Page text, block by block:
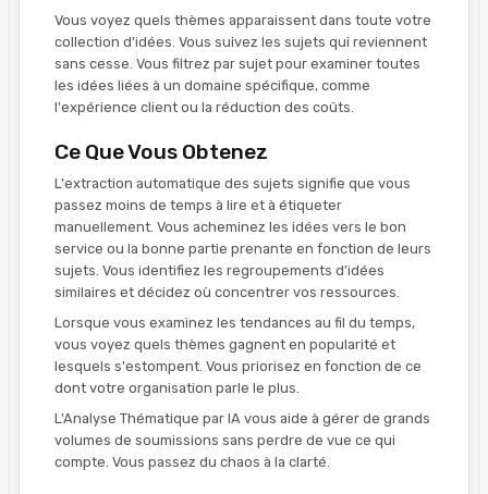
Vous voyez quels thèmes apparaissent dans toute votre
collection d'idées. Vous suivez les sujets qui reviennent
sans cesse. Vous filtrez par sujet pour examiner toutes
les idées liées à un domaine spécifique, comme
l'expérience client ou la réduction des coûts.
Ce Que Vous Obtenez
L'extraction automatique des sujets signifie que vous
passez moins de temps à lire et à étiqueter
manuellement. Vous acheminez les idées vers le bon
service ou la bonne partie prenante en fonction de leurs
sujets. Vous identifiez les regroupements d'idées
similaires et décidez où concentrer vos ressources.
Lorsque vous examinez les tendances au fil du temps,
vous voyez quels thèmes gagnent en popularité et
lesquels s'estompent. Vous priorisez en fonction de ce
dont votre organisation parle le plus.
L'Analyse Thématique par IA vous aide à gérer de grands
volumes de soumissions sans perdre de vue ce qui
compte. Vous passez du chaos à la clarté.